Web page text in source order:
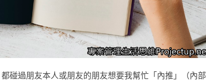
碰過朋友本人或朋友的朋友想要我幫忙「內推」（內部